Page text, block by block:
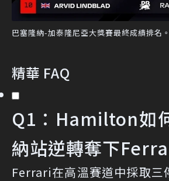
巴塞隆納-加泰隆尼亞大獎賽最終成績排名
精華 FAQ
Q1：Hamilton如
納站逆轉奪下
Ferrari在高溫賽道中採取三